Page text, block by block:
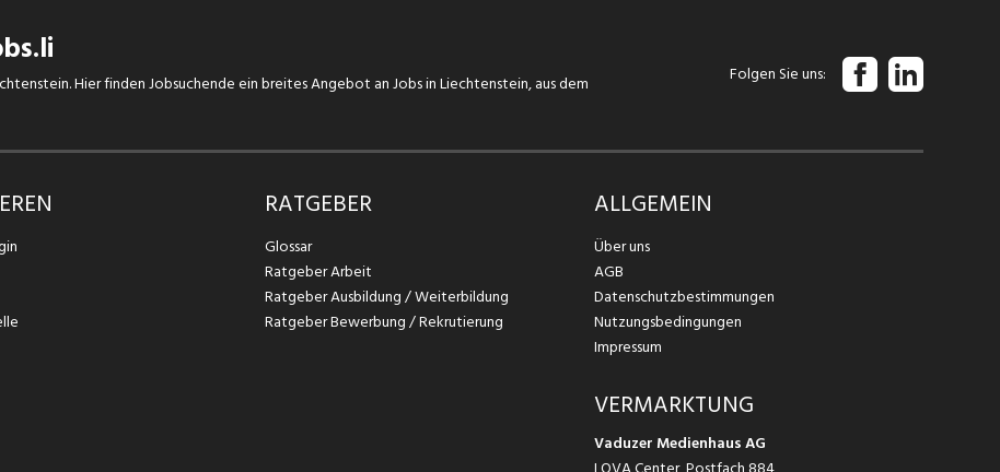
Hier finden Jobsuchende ein breites Angebot an Jobs in Liechtenstein, aus dem
Folgen Sie uns
RATGEBER
Glossar
Ratgeber Arbeit
Ratgeber Ausbildung / Weiterbildung
Ratgeber Bewerbung / Rekrutierung
ALLGEMEIN
Über uns
AGB
Datenschutzbestimmungen
Nutzungsbedingungen
Impressum
VERMARKTUNG
Vaduzer Medienhaus AG